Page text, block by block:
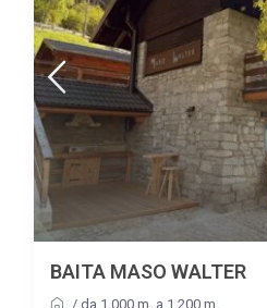
BAITA MASO WALTER
/ da 1.000 m. a 1.200 m.